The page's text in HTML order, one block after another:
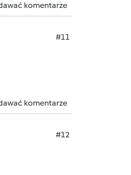
komentarze
#11
komentarze
#12